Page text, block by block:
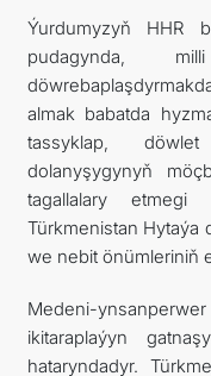
Ýurdumyzyň HHR
pudagynda,
almak babatda
tassyklap,
dolanyşygynyň
tagallalary
Türkmenistan Hytaýa
we nebit önümleriniň
Medeni-
ikitaraplaýyn
hataryndadyr.